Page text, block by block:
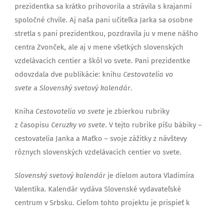
prezidentka sa krátko prihovorila a strávila s krajanmi
spoločné chvíle. Aj naša pani učiteľka Jarka sa osobne
stretla s pani prezidentkou, pozdravila ju v mene nášho
centra Zvonček, ale aj v mene všetkých slovenských
vzdelávacích centier a škôl vo svete. Pani prezidentke
odovzdala dve publikácie: knihu Cestovatelia vo
svete a Slovenský svetový kalendár.
Kniha Cestovatelia vo svete je zbierkou rubriky
z časopisu Ceruzky vo svete. V tejto rubrike píšu bábiky –
cestovatelia Janka a Maťko – svoje zážitky z návštevy
rôznych slovenských vzdelávacích centier vo svete.
Slovenský svetový kalendár je dielom autora Vladimíra
Valentíka. Kalendár vydáva Slovenské vydavateľské
centrum v Srbsku. Cieľom tohto projektu je prispieť k